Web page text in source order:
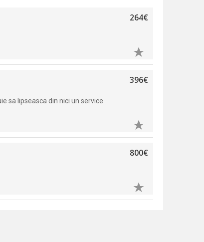
264€
sa lipseasca din nici un service
396€
800€